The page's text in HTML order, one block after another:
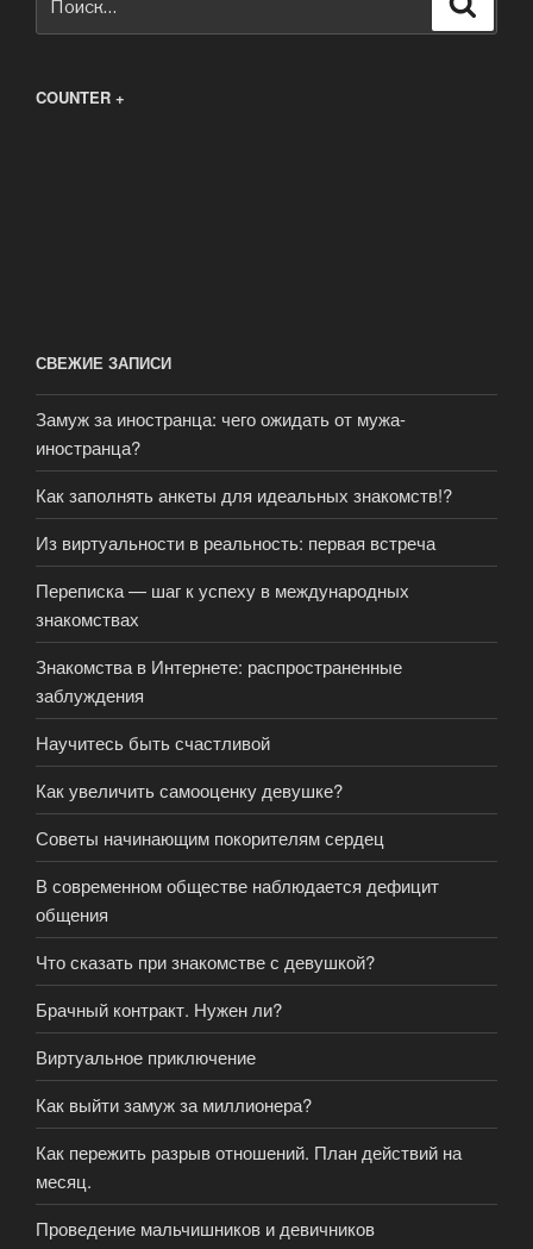
COUNTER +
СВЕЖИЕ ЗАПИСИ
Замуж за иностранца: чего ожидать от мужа-
иностранца?
Как заполнять анкеты для идеальных знакомств!?
Из виртуальности в реальность: первая встреча
Переписка — шаг к успеху в международных
знакомствах
Знакомства в Интернете: распространенные
заблуждения
Научитесь быть счастливой
Как увеличить самооценку девушке?
Советы начинающим покорителям сердец
В современном обществе наблюдается дефицит
общения
Что сказать при знакомстве с девушкой?
Брачный контракт. Нужен ли?
Виртуальное приключение
Как выйти замуж за миллионера?
Как пережить разрыв отношений. План действий на
месяц.
Проведение мальчишников и девичников